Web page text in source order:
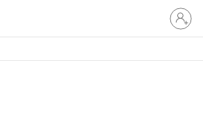
Log
på
din